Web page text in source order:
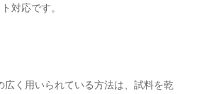
対応です。
広く用いられている方法は、試料を乾